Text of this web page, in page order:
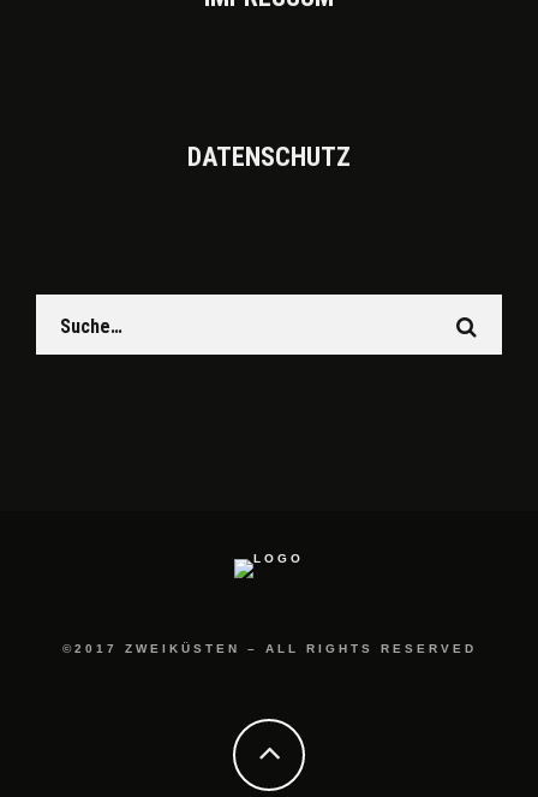
DATEN­SCHUTZ
©2017 ZWEIKÜSTEN – ALL RIGHTS RESERVED